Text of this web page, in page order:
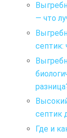
— что
септик:
септик
Где и